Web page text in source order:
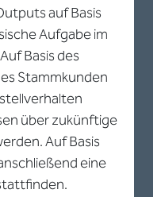
auf Basis
Aufgabe im
Basis des
Stammkunden
über zukünftige
Auf Basis
eine